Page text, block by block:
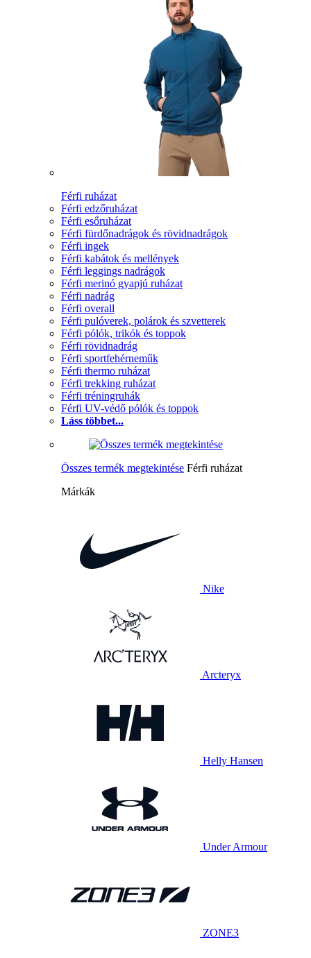
Férfi ruházat
Férfi edzőruházat
Férfi esőruházat
Férfi fürdőnadrágok és rövidnadrágok
Férfi ingek
Férfi kabátok és mellények
Férfi leggings nadrágok
Férfi merinó gyapjú ruházat
Férfi nadrág
Férfi overall
Férfi pulóverek, polárok és szvetterek
Férfi pólók, trikók és toppok
Férfi rövidnadrág
Férfi sportfehérneműk
Férfi thermo ruházat
Férfi trekking ruházat
Férfi tréningruhák
Férfi UV-védő pólók és toppok
Láss többet...
Összes termék megtekintése Férfi ruházat
Márkák
Nike
Arcteryx
Helly Hansen
Under Armour
ZONE3